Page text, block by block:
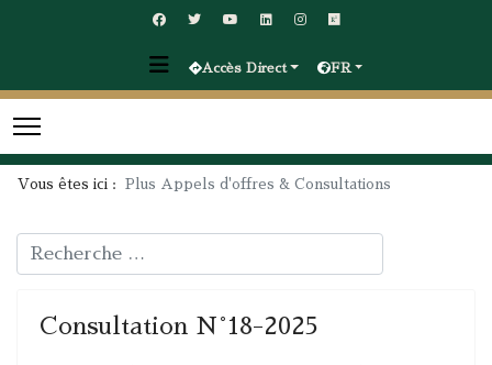
Accès Direct FR
Vous êtes ici : Plus Appels d'offres & Consultations
Rechercher
Consultation N°18-2025